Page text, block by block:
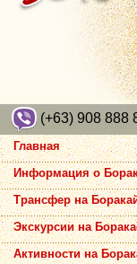
(+63) 908 888
Главная
Информация о
Трансфер на
Экскурсии на
Активности на